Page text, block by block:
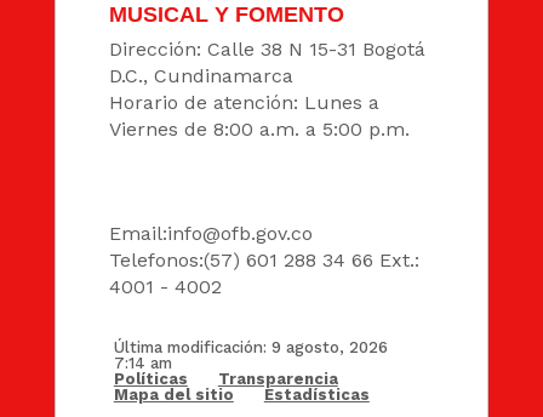
MUSICAL Y FOMENTO
Dirección: Calle 38 N 15-31 Bogotá
D.C., Cundinamarca
Horario de atención: Lunes a
Viernes de 8:00 a.m. a 5:00 p.m.
Email:info@ofb.gov.co
Telefonos:(57) 601 288 34 66 Ext.:
4001 - 4002
Última modificación: 9 agosto, 2026
7:14 am
Políticas
Transparencia
Mapa del sitio
Estadísticas